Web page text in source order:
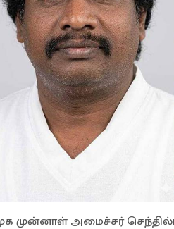
முன்னாள் அமைச்சர்